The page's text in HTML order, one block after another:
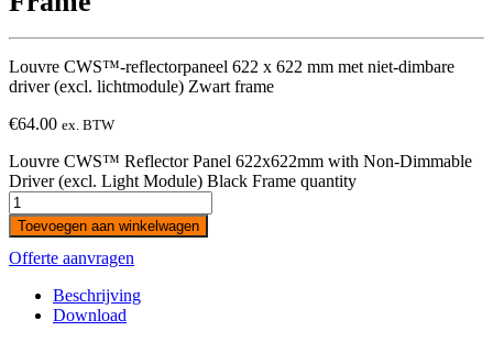
Louvre CWS™-reflectorpaneel 622 x 622 mm met niet-dimbare
driver (excl. lichtmodule) Zwart frame
€64.00 ex. BTW
Louvre CWS™ Reflector Panel 622x622mm with Non-Dimmable
Driver (excl. Light Module) Black Frame quantity
Toevoegen aan winkelwagen
Offerte aanvragen
Beschrijving
Download